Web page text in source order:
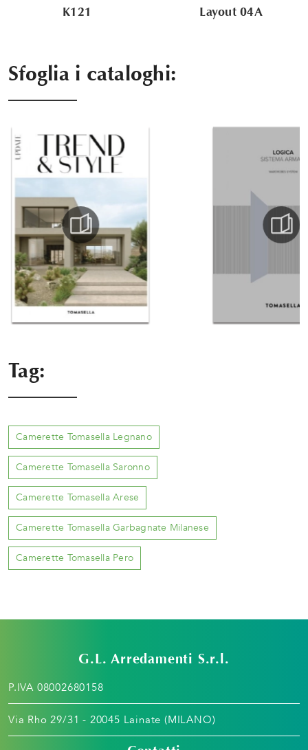
K121 Layout 04A
Sfoglia i cataloghi:
Tag:
Camerette Tomasella Legnano
Camerette Tomasella Saronno
Camerette Tomasella Arese
Camerette Tomasella Garbagnate Milanese
Camerette Tomasella Pero
G.L. Arredamenti S.r.l.
P.IVA 08002680158
Via Rho 29/31 - 20045 Lainate (MILANO)